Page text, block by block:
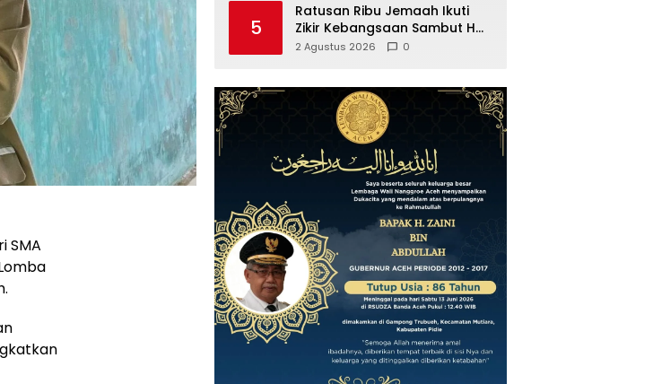
SMA
5
Ratusan Ribu Jemaah Ikuti
Zikir Kebangsaan Sambut HUT
Kemerdekaan RI
2 Agustus 2026 0